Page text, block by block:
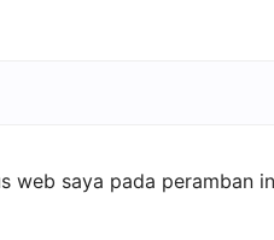
web saya pada peramban